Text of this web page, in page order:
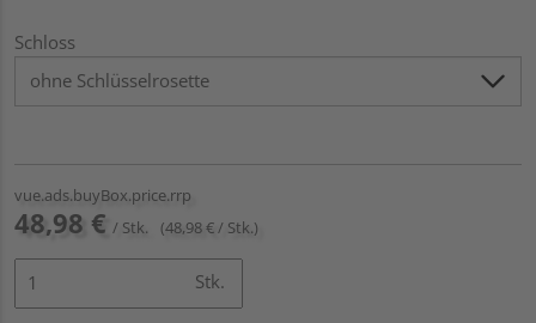
Schloss
vue.ads.buyBox.price.rrp
48,98 € / Stk. (48,98 € / Stk.)
Stk.